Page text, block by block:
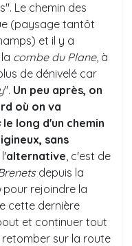
Le chemin des
(paysage tantôt
et il y a
combe du Plane, à
de dénivelé car
". Un peu après, on
où on va
le long d'un chemin
sans
alternative, c'est de
depuis la
pour rejoindre la
cette dernière
et continuer tout
sur la route